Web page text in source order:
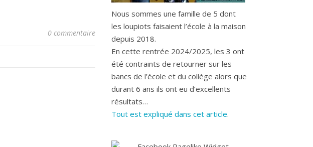
0 commentaire
Nous sommes une famille de 5 dont
les loupiots faisaient l’école à la maison
depuis 2018.
En cette rentrée 2024/2025, les 3 ont
été contraints de retourner sur les
bancs de l’école et du collège alors que
durant 6 ans ils ont eu d’excellents
résultats…
Tout est expliqué dans cet article.